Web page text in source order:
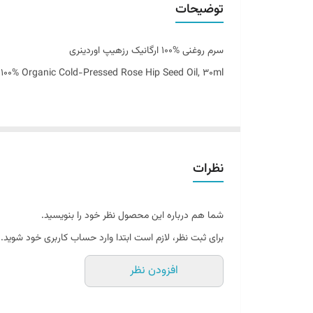
توضیحات
سرم روغنی %100 ارگانیک رزهیپ اوردینری
Organic Cold-Pressed Rose Hip Seed Oil, 30ml
این مورد غافل نبوده و در محصولات خود از این روغن‌ ها
از دانه های گل رز که میوه گیاه رز وحشی می باشد ،
ضد التهابی و آبرسانی آن بسیار شناخته شده است و آن
نظرات
شما هم درباره این محصول نظر خود را بنویسید.
برای ثبت نظر، لازم است ابتدا وارد حساب کاربری خود شوید.
افزودن نظر